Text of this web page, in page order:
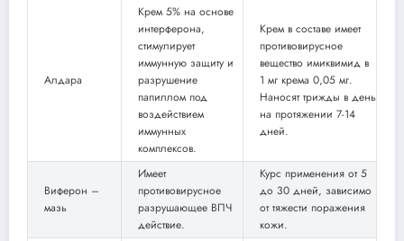
Алдара
Крем 5% на основе
интерферона,
стимулирует
иммунную защиту и
разрушение
папиллом под
воздействием
иммунных
комплексов.
Крем в составе имеет
противовирусное
вещество имиквимид в
1 мг крема 0,05 мг.
Наносят трижды в день
на протяжении 7-14
дней.
Виферон –
мазь
Имеет
противовирусное
разрушающее ВПЧ
действие.
Курс применения от 5
до 30 дней, зависимо
от тяжести поражения
кожи.